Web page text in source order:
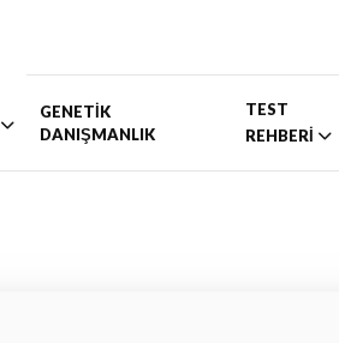
GENETİK
DANIŞMANLIK
TEST
REHBERİ